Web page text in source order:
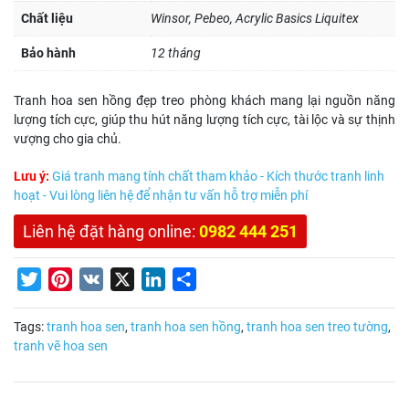
Chất liệu Winsor, Pebeo, Acrylic Basics Liquitex
Bảo hành 12 tháng
Tranh hoa sen hồng đẹp treo phòng khách mang lại nguồn năng
lượng tích cực, giúp thu hút năng lượng tích cực, tài lộc và sự thịnh
vượng cho gia chủ.
Lưu ý: Giá tranh mang tính chất tham khảo - Kích thước tranh linh
hoạt - Vui lòng liên hệ để nhận tư vấn hỗ trợ miễn phí
Liên hệ đặt hàng online: 0982 444 251
TwitterPinterest
VK LinkedIn
Tags:tranh hoa sen, tranh hoa sen hồng, tranh hoa sen treo tường,
tranh vẽ hoa sen